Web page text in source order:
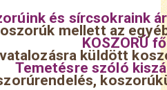
és sírcsokraink
mellett az
KOSZORÚ
küldött
Temetésre szóló